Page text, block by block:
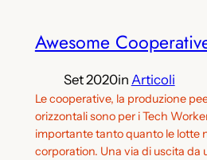
Awesome
Set 2020in Articoli
Le cooperative, la produzione
orizzontali sono per i Tech
importante tanto quanto le lotte
corporation. Una via di uscita da